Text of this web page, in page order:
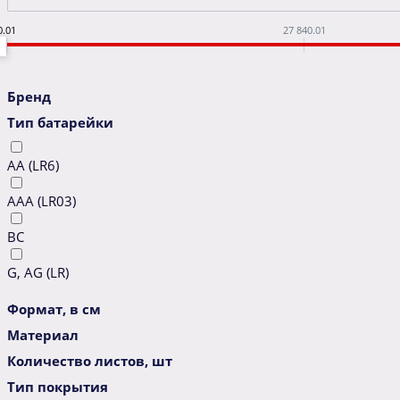
27 840.01
Бренд
Тип батарейки
AA (LR6)
AAA (LR03)
BC
G, AG (LR)
Формат, в см
Материал
Количество листов, шт
Тип покрытия